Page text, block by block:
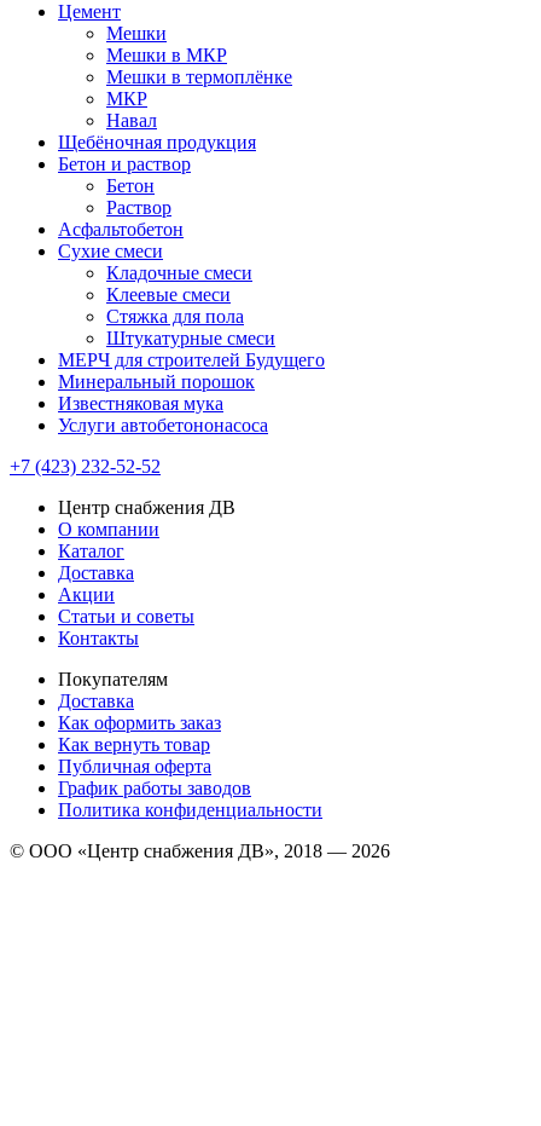
Цемент
Мешки
Мешки в МКР
Мешки в термоплёнке
МКР
Навал
Щебёночная продукция
Бетон и раствор
Бетон
Раствор
Асфальтобетон
Сухие смеси
Кладочные смеси
Клеевые смеси
Стяжка для пола
Штукатурные смеси
МЕРЧ для строителей Будущего
Минеральный порошок
Известняковая мука
Услуги автобетононасоса
+7 (423) 232-52-52
Центр снабжения ДВ
О компании
Каталог
Доставка
Акции
Статьи и советы
Контакты
Покупателям
Доставка
Как оформить заказ
Как вернуть товар
Публичная оферта
График работы заводов
Политика конфиденциальности
© ООО «Центр снабжения ДВ», 2018 — 2026